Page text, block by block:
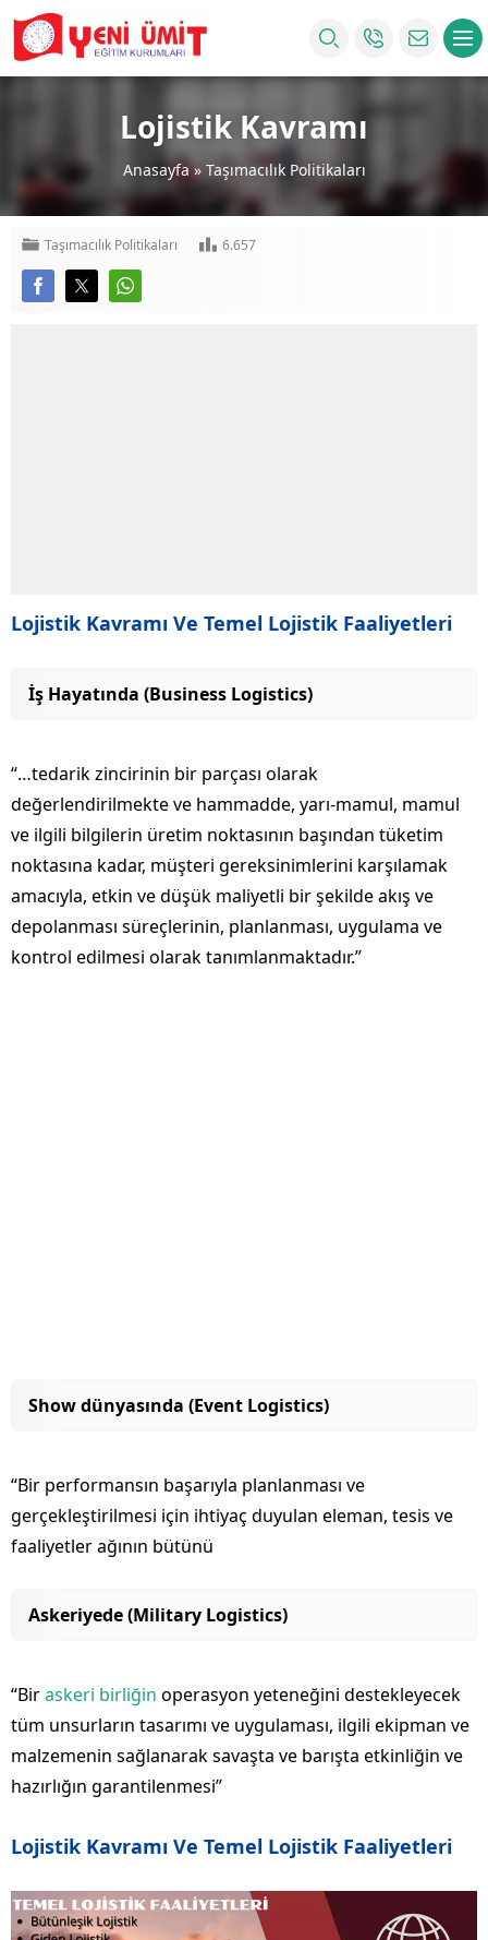
Lojistik Kavramı
Anasayfa» Taşımacılık Politikaları
Taşımacılık Politikaları 6.657
Lojistik Kavramı Ve Temel Lojistik Faaliyetleri
İş Hayatında (Business Logistics)
“…tedarik zincirinin bir parçası olarak
değerlendirilmekte ve hammadde, yarı-mamul, mamul
ve ilgili bilgilerin üretim noktasının başından tüketim
noktasına kadar, müşteri gereksinimlerini karşılamak
amacıyla, etkin ve düşük maliyetli bir şekilde akış ve
depolanması süreçlerinin, planlanması, uygulama ve
kontrol edilmesi olarak tanımlanmaktadır.”
Show dünyasında (Event Logistics)
“Bir performansın başarıyla planlanması ve
gerçekleştirilmesi için ihtiyaç duyulan eleman, tesis ve
faaliyetler ağının bütünü
Askeriyede (Military Logistics)
“Biraskeri birliğin operasyon yeteneğini destekleyecek
tüm unsurların tasarımı ve uygulaması, ilgili ekipman ve
malzemenin sağlanarak savaşta ve barışta etkinliğin ve
hazırlığın garantilenmesi”
Lojistik Kavramı Ve Temel Lojistik Faaliyetleri